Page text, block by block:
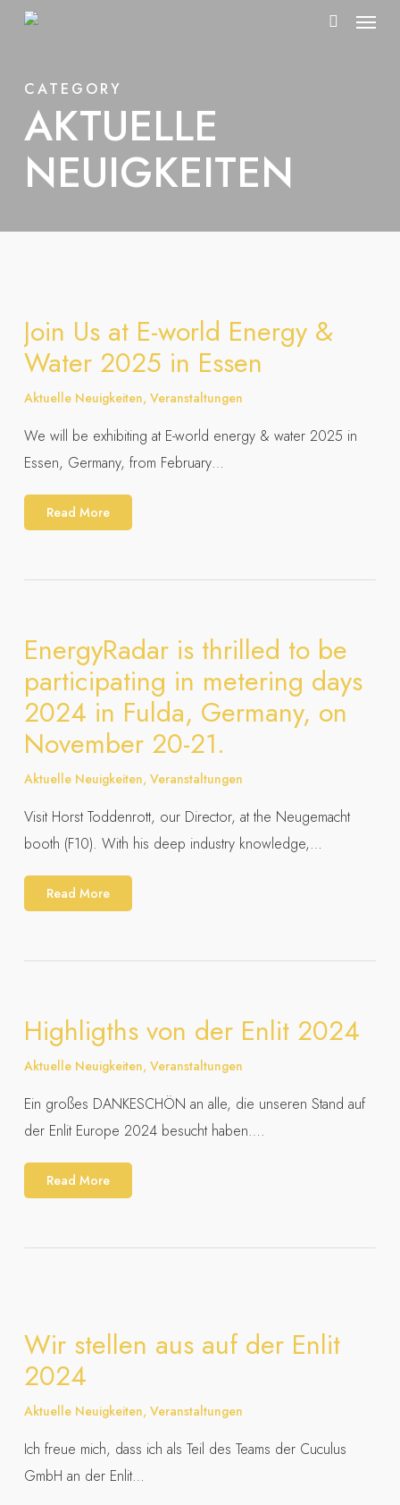
content
Menu
CATEGORY
AKTUELLE
NEUIGKEITEN
Join Us at E-world Energy &
Water 2025 in Essen
Aktuelle Neuigkeiten, Veranstaltungen
We will be exhibiting at E-world energy & water 2025 in
Essen, Germany, from February…
Read More
EnergyRadar is thrilled to be
participating in metering days
2024 in Fulda, Germany, on
November 20-21.
Aktuelle Neuigkeiten, Veranstaltungen
Visit Horst Toddenrott, our Director, at the Neugemacht
booth (F10). With his deep industry knowledge,…
Read More
Highligths von der Enlit 2024
Aktuelle Neuigkeiten, Veranstaltungen
Ein großes DANKESCHÖN an alle, die unseren Stand auf
der Enlit Europe 2024 besucht haben….
Read More
Wir stellen aus auf der Enlit
2024
Aktuelle Neuigkeiten, Veranstaltungen
Ich freue mich, dass ich als Teil des Teams der Cuculus
GmbH an der Enlit…